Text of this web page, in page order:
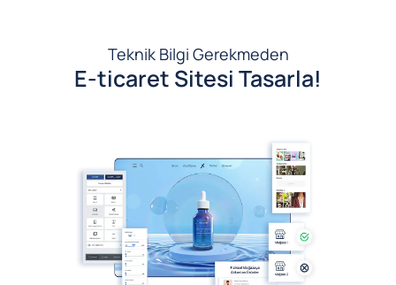
Teknik Bilgi Gerekmeden
E-ticaret Sitesi Tasarla!